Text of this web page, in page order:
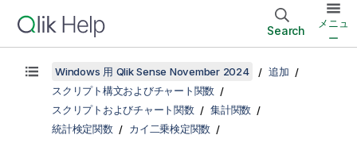
Search
メニュ
ー
Windows 用 Qlik Sense November 2024
追加
スクリプト構文およびチャート関数
スクリプトおよびチャート関数
集計関数
統計検定関数
カイ二乗検定関数